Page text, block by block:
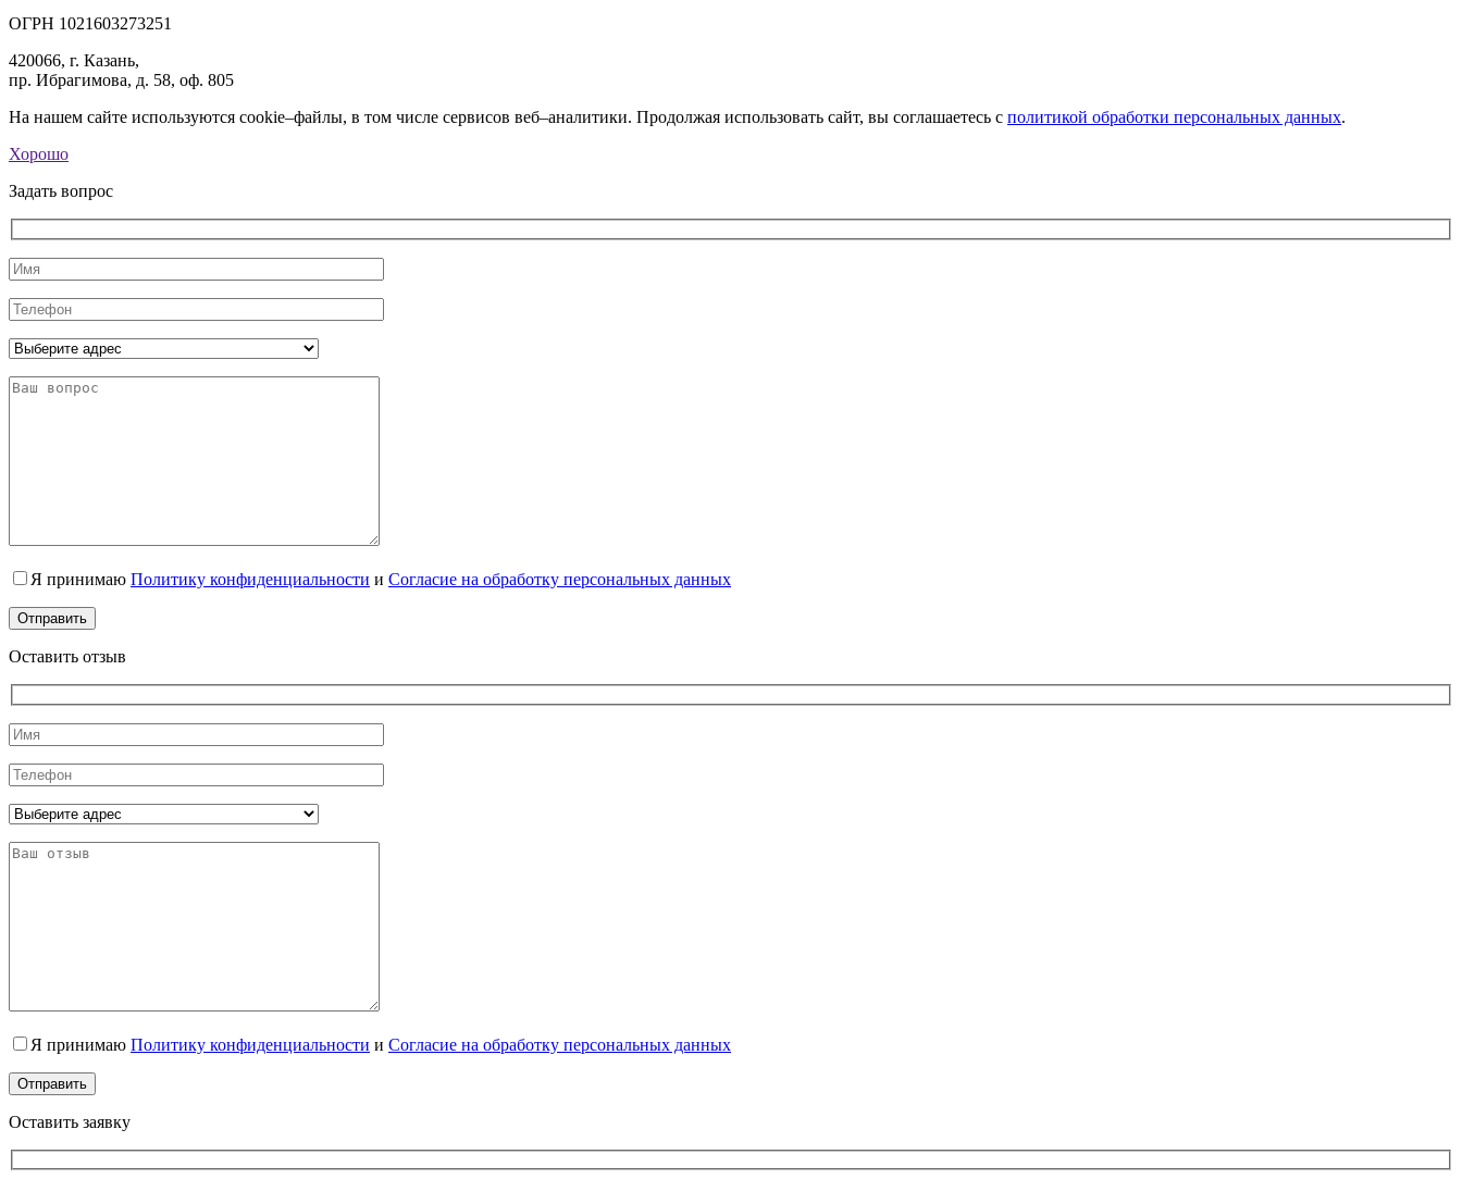
ОГРН 1021603273251
420066, г. Казань,
пр. Ибрагимова, д. 58, оф. 805
На нашем сайте используются cookie–файлы, в том числе сервисов веб–аналитики. Продолжая использовать сайт, вы соглашаетесь с политикой обработки персональных данных.
Хорошо
Задать вопрос
Я принимаю Политику конфиденциальности и Согласие на обработку персональных данных
Оставить отзыв
Я принимаю Политику конфиденциальности и Согласие на обработку персональных данных
Оставить заявку